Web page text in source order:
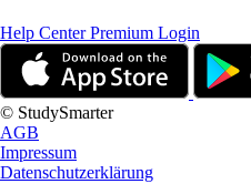
Help CenterPremium Login
© StudySmarter
AGB
Impressum
Datenschutzerklärung